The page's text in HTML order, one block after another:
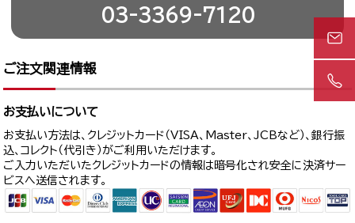
03-3369-7120
ご注文関連情報
お支払いについて
お支払い方法は、クレジットカード（VISA、Master、JCBなど）、銀行振
込、コレクト（代引き）がご利用いただけます。
ご入力いただいたクレジットカードの情報は暗号化され安全に決済サー
ビスへ送信されます。